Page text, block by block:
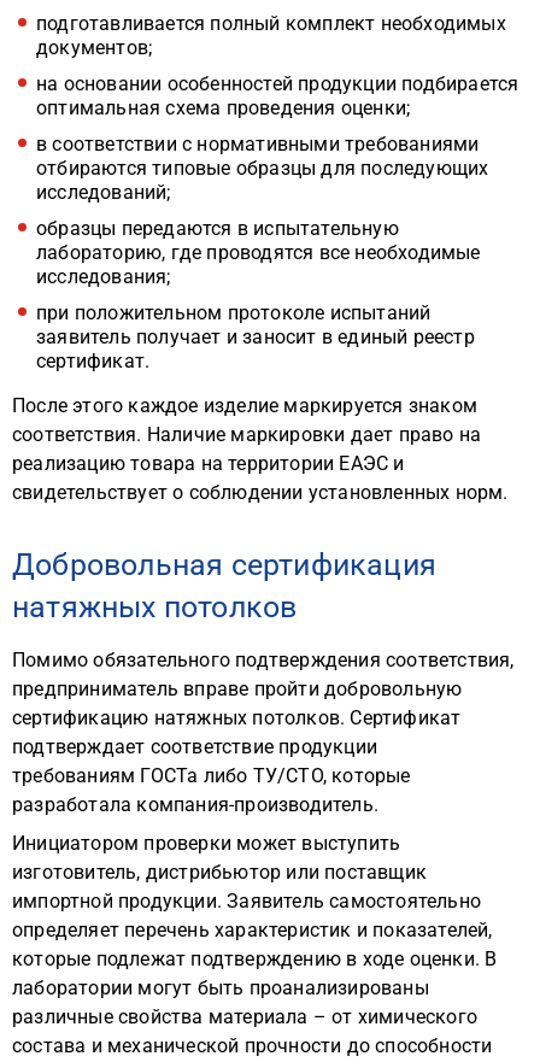
подготавливается полный комплект необходимых
документов;
на основании особенностей продукции подбирается
оптимальная схема проведения оценки;
в соответствии с нормативными требованиями
отбираются типовые образцы для последующих
исследований;
образцы передаются в испытательную
лабораторию, где проводятся все необходимые
исследования;
при положительном протоколе испытаний
заявитель получает и заносит в единый реестр
сертификат.
После этого каждое изделие маркируется знаком
соответствия. Наличие маркировки дает право на
реализацию товара на территории ЕАЭС и
свидетельствует о соблюдении установленных норм.
Добровольная сертификация
натяжных потолков
Помимо обязательного подтверждения соответствия,
предприниматель вправе пройти добровольную
сертификацию натяжных потолков. Сертификат
подтверждает соответствие продукции
требованиям ГОСТа либо ТУ/СТО, которые
разработала компания-производитель.
Инициатором проверки может выступить
изготовитель, дистрибьютор или поставщик
импортной продукции. Заявитель самостоятельно
определяет перечень характеристик и показателей,
которые подлежат подтверждению в ходе оценки. В
лаборатории могут быть проанализированы
различные свойства материала – от химического
состава и механической прочности до способности